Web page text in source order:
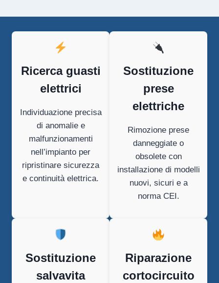
Ricerca guasti
elettrici
Individuazione precisa
di anomalie e
malfunzionamenti
nell’impianto per
ripristinare sicurezza
e continuità elettrica.
Sostituzione
prese
elettriche
Rimozione prese
danneggiate o
obsolete con
installazione di modelli
nuovi, sicuri e a
norma CEI.
Sostituzione
salvavita
Riparazione
cortocircuito